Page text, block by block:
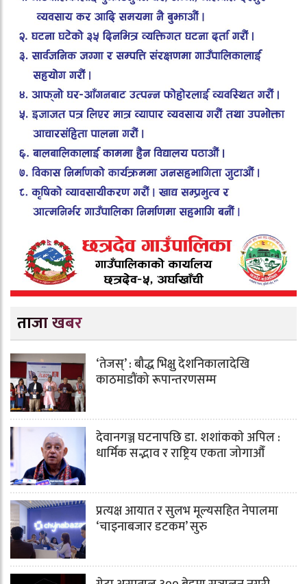
ताजा खबर
‘तेजस्’ : बौद्ध भिक्षु देशनिकालादेखि
काठमाडौंको रूपान्तरणसम्म
देवानगञ्ज घटनापछि डा. शशांककाे अपिल :
धार्मिक सद्भाव र राष्ट्रिय एकता जोगाऔँ
प्रत्यक्ष आयात र सुलभ मूल्यसहित नेपालमा
‘चाइनाबजार डटकम’ सुरु